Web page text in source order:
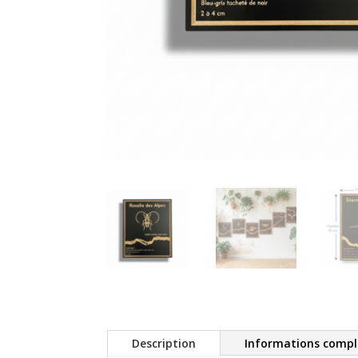
Description Informations